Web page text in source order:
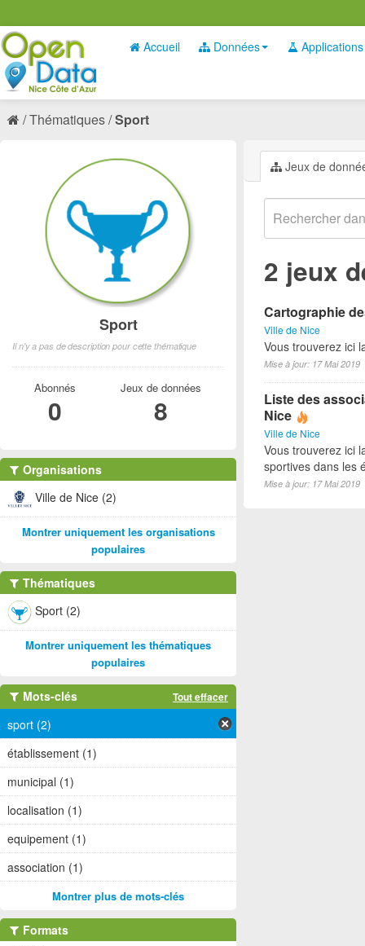
Accueil Données Applications
Thématiques Sport
Jeux de
2 jeux
Cartographie
Ville de Nice
Vous trouverez ici
Mise à jour: 17 Mai 2019
Liste des
Nice
Ville de Nice
Vous trouverez ici
sportives dans les
Mise à jour: 17 Mai 2019
Sport
Il n'y a pas de description pour cette thématique
Abonnés
0
Jeux de données
8
Organisations
Ville de Nice (2)
Montrer uniquement les organisations
populaires
Thématiques
Sport (2)
Montrer uniquement les thématiques
populaires
Mots-clés Tout effacer
sport (2)
établissement (1)
municipal (1)
localisation (1)
equipement (1)
association (1)
Montrer plus de mots-clés
Formats